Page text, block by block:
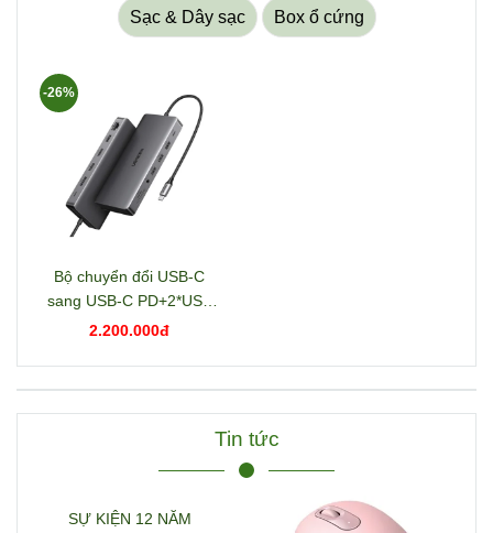
Sạc & Dây sạc Box ổ cứng
Bộ chuyển đổi USB-C
sang USB-C PD+2*USB
3.2+USB-C 3.2+2*USB
2.200.000đ
-26%
Tin tức
SỰ KIỆN 12 NĂM